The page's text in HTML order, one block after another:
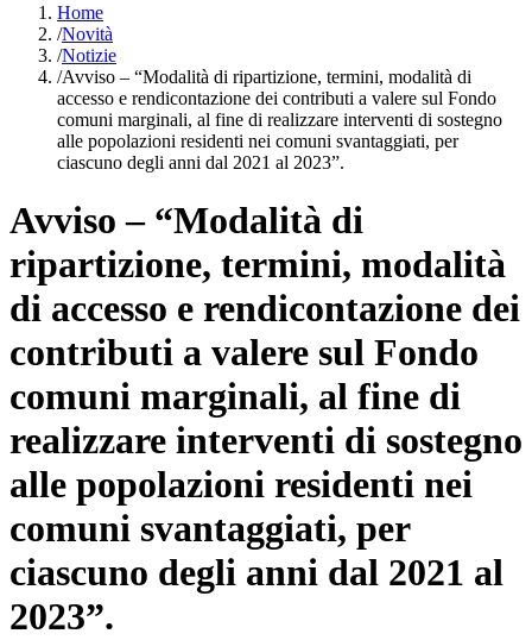
Home
/Novità
/Notizie
/Avviso – “Modalità di ripartizione, termini, modalità di
accesso e rendicontazione dei contributi a valere sul Fondo
comuni marginali, al fine di realizzare interventi di sostegno
alle popolazioni residenti nei comuni svantaggiati, per
ciascuno degli anni dal 2021 al 2023”.
Avviso – “Modalità di
ripartizione, termini, modalità
di accesso e rendicontazione dei
contributi a valere sul Fondo
comuni marginali, al fine di
realizzare interventi di sostegno
alle popolazioni residenti nei
comuni svantaggiati, per
ciascuno degli anni dal 2021 al
2023”.